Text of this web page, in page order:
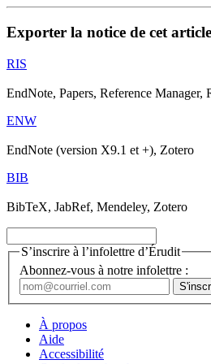
Exporter la notice de cet article
RIS
EndNote, Papers, Reference Manager,
ENW
EndNote (version X9.1 et +), Zotero
BIB
BibTeX, JabRef, Mendeley, Zotero
S’inscrire à l’infolettre d’Érudit
Abonnez-vous à notre infolettre :
À propos
Aide
Accessibilité